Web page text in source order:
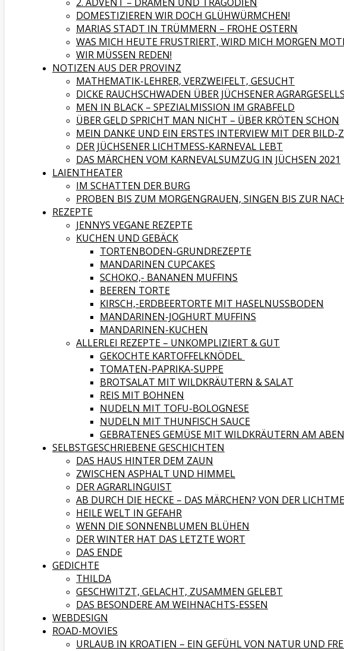
DOMESTIZIEREN WIR DOCH GLÜHWÜRMCHEN!
MARIAS STADT IN TRÜMMERN – FROHE OSTERN
WAS MICH HEUTE FRUSTRIERT, WIRD MICH MORGEN
WIR MÜSSEN REDEN!
NOTIZEN AUS DER PROVINZ
MATHEMATIK-LEHRER, VERZWEIFELT, GESUCHT
DICKE RAUCHSCHWADEN ÜBER JÜCHSENER
MEN IN BLACK – SPEZIALMISSION IM GRABFELD
ÜBER GELD SPRICHT MAN NICHT – ÜBER KRÖTEN SCHON
MEIN DANKE UND EIN ERSTES INTERVIEW MIT DER BILD-
DER JÜCHSENER LICHTMESS-KARNEVAL LEBT
DAS MÄRCHEN VOM KARNEVALSUMZUG IN JÜCHSEN 2021
LAIENTHEATER
IM SCHATTEN DER BURG
PROBEN BIS ZUM MORGENGRAUEN, SINGEN BIS ZUR
REZEPTE
JENNYS VEGANE REZEPTE
KUCHEN UND GEBÄCK
TORTENBODEN-GRUNDREZEPTE
MANDARINEN CUPCAKES
SCHOKO,- BANANEN MUFFINS
BEEREN TORTE
KIRSCH,-ERDBEERTORTE MIT HASELNUSSBODEN
MANDARINEN-JOGHURT MUFFINS
MANDARINEN-KUCHEN
ALLERLEI REZEPTE – UNKOMPLIZIERT & GUT
GEKOCHTE KARTOFFELKNÖDEL
TOMATEN-PAPRIKA-SUPPE
BROTSALAT MIT WILDKRÄUTERN & SALAT
REIS MIT BOHNEN
NUDELN MIT TOFU-BOLOGNESE
NUDELN MIT THUNFISCH SAUCE
GEBRATENES GEMÜSE MIT WILDKRÄUTERN AM
SELBSTGESCHRIEBENE GESCHICHTEN
DAS HAUS HINTER DEM ZAUN
ZWISCHEN ASPHALT UND HIMMEL
DER AGRARLINGUIST
AB DURCH DIE HECKE – DAS MÄRCHEN? VON DER
HEILE WELT IN GEFAHR
WENN DIE SONNENBLUMEN BLÜHEN
DER WINTER HAT DAS LETZTE WORT
DAS ENDE
GEDICHTE
THILDA
GESCHWITZT, GELACHT, ZUSAMMEN GELEBT
DAS BESONDERE AM WEIHNACHTS-ESSEN
WEBDESIGN
ROAD-MOVIES
URLAUB IN KROATIEN – EIN GEFÜHL VON NATUR UND